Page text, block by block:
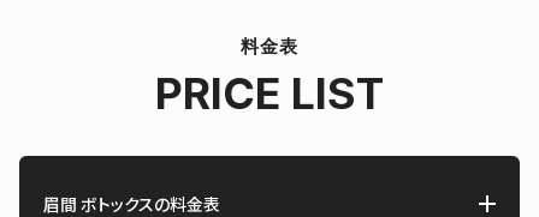
料金表
PRICE LIST
眉間 ボトックスの料金表